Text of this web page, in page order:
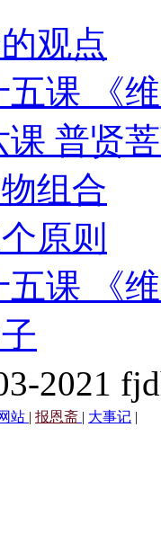
观点
课 《
普贤
组合
原则
课 《
2021
站 | 报恩斋 | 大事记 |